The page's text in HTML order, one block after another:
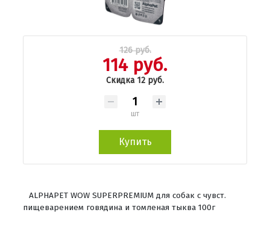
126 руб.
114 руб.
Скидка 12 руб.
шт
Купить
ALPHAPET WOW SUPERPREMIUM для собак с чувст.
пищеварением говядина и томленая тыква 100г